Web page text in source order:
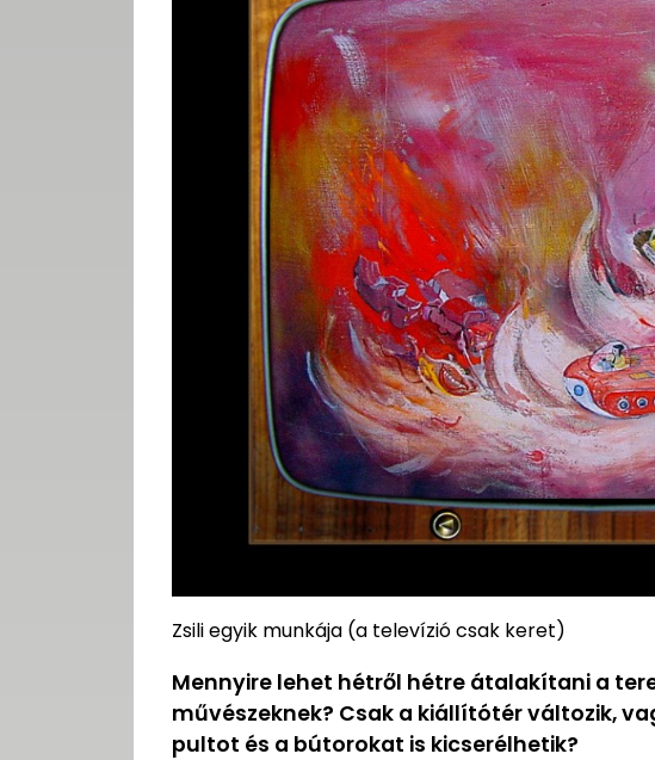
Zsili egyik munkája (a televízió csak keret)
Mennyire lehet hétről hétre átalakítani a
művészeknek? Csak a kiállítótér változik,
pultot és a bútorokat is kicserélhetik?